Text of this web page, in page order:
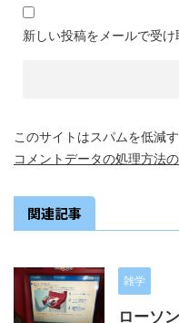
新しい投稿をメールで受け
このサイトはスパムを低減
コメントデータの処理方法
関連記事
雑学
ローソ